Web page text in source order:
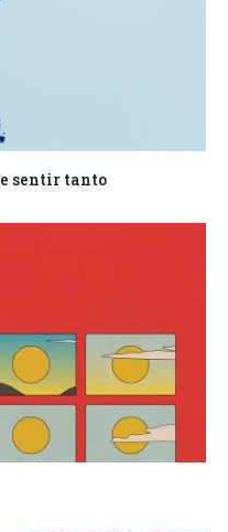
sentir tanto